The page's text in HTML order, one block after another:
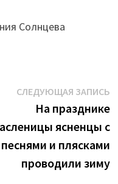
Солнцева
СЛЕДУЮЩАЯ ЗАПИСЬ
На празднике
ясненцы с
песнями и плясками
проводили зиму